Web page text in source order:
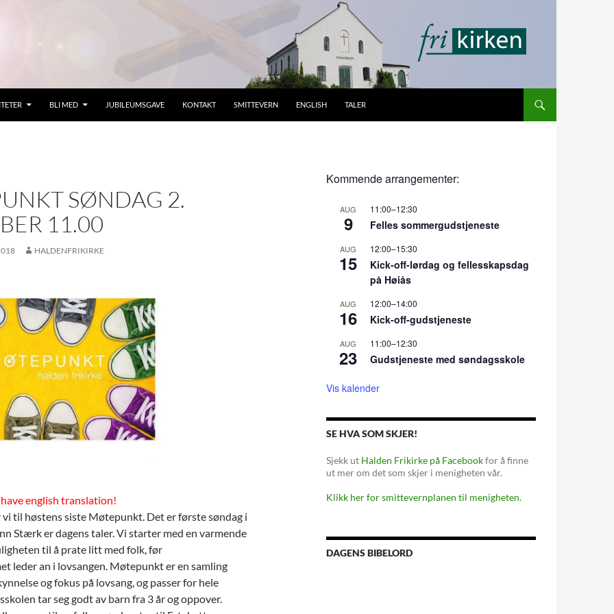
BLI MED JUBILEUMSGAVE KONTAKT SMITTEVERN ENGLISH TALER
SØNDAG 2.
11.00
HALDENFRIKIRKE
english translation!
til høstens siste Møtepunkt. Det er første søndag i
Stærk er dagens taler. Vi starter med en varmende
til å prate litt med folk, før
leder an i lovsangen. Møtepunkt er en samling
og fokus på lovsang, og passer for hele
tar seg godt av barn fra 3 år og oppover.
Kommende arrangementer:
AUG
9
11:00–12:30
Felles sommergudstjeneste
AUG
15
12:00–15:30
Kick-off-lørdag og fellesskapsdag
på Høiås
AUG
16
12:00–14:00
Kick-off-gudstjeneste
AUG
23
11:00–12:30
Gudstjeneste med søndagsskole
Vis kalender
SE HVA SOM SKJER!
Sjekk ut Halden Frikirke på Facebookfor å finne
ut mer om det som skjer i menigheten vår.
Klikk her for smittevernplanen til menigheten.
DAGENS BIBELORD